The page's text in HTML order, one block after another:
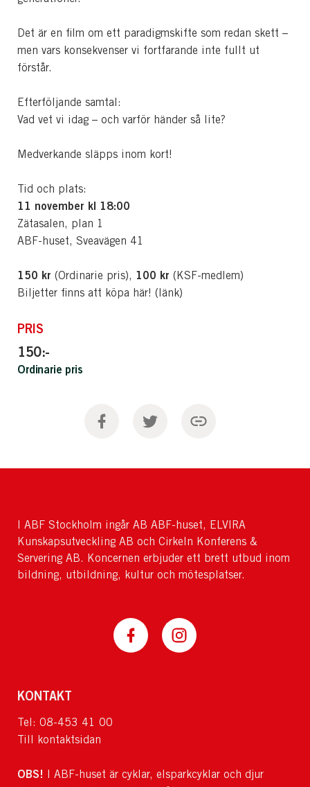
Det är en film om ett paradigmskifte som redan skett –
men vars konsekvenser vi fortfarande inte fullt ut
förstår.
Efterföljande samtal:
Vad vet vi idag – och varför händer så lite?
Medverkande släpps inom kort!
Tid och plats:
11 november kl 18:00
Zätasalen, plan 1
ABF-huset, Sveavägen 41
150 kr (Ordinarie pris), 100 kr (KSF-medlem)
Biljetter finns att köpa här! (länk)
PRIS
150:-
Ordinarie pris
I ABF Stockholm ingår AB ABF-huset, ELVIRA
Kunskapsutveckling AB och Cirkeln Konferens &
Servering AB. Koncernen erbjuder ett brett utbud inom
bildning, utbildning, kultur och mötesplatser.
KONTAKT
Tel: 08-453 41 00
Till kontaktsidan
OBS! I ABF-huset är cyklar, elsparkcyklar och djur